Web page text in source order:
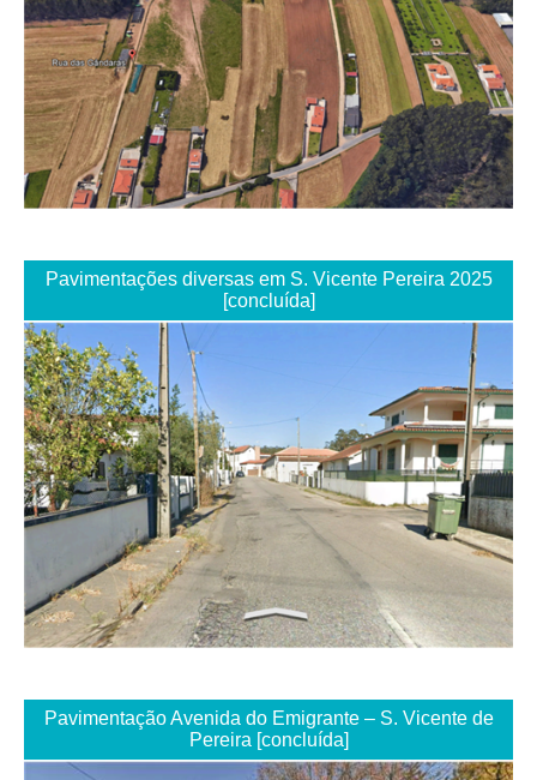
Pavimentações diversas em S. Vicente Pereira 2025
[concluída]
Pavimentação Avenida do Emigrante – S. Vicente de
Pereira [concluída]